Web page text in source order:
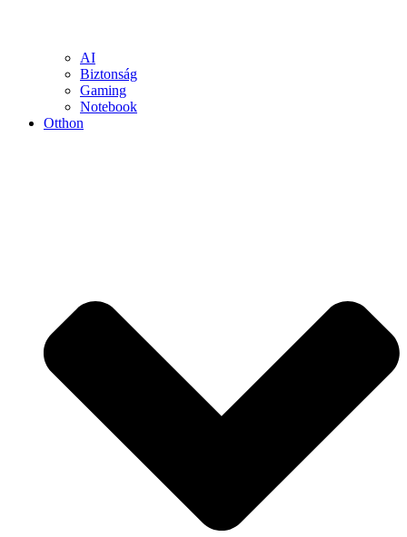
AI
Biztonság
Gaming
Notebook
Otthon